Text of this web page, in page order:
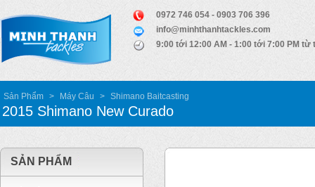
0972 746 054 - 0903 706 396
info@minhthanhtackles.com
9:00 tới 12:00 AM - 1:00 tới 7:00 PM từ
Sản Phẩm > Máy Câu > Shimano Baitcasting
2015 Shimano New Curado
SẢN PHẨM